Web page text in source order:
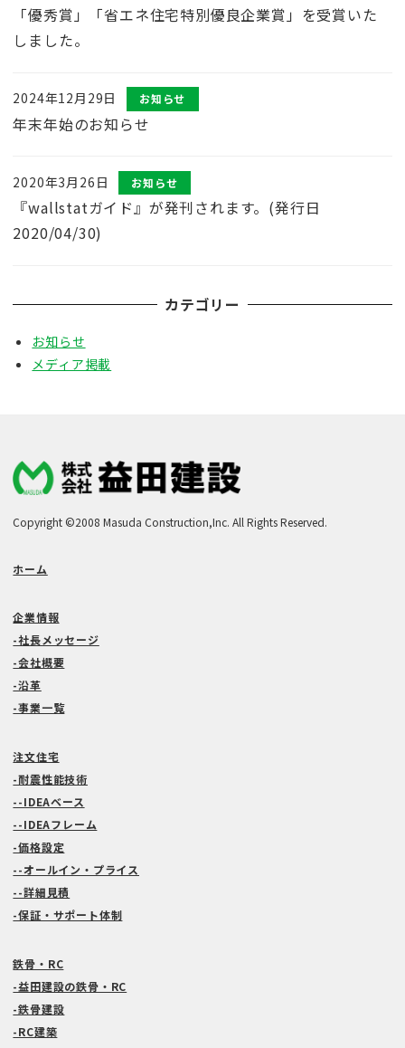
「優秀賞」「省エネ住宅特別優良企業賞」を受賞いた
しました。
年末年始のお知らせ
2024年12月29日 お知らせ
『wallstatガイド』が発刊されます。(発行日
2020/04/30)
2020年3月26日 お知らせ
カテゴリー
お知らせ
メディア掲載
Copyright ©2008 Masuda Construction,Inc. All Rights Reserved.
ホーム
企業情報
-社長メッセージ
-会社概要
-沿革
-事業一覧
注文住宅
-耐震性能技術
--IDEAベース
--IDEAフレーム
-価格設定
--オールイン・プライス
--詳細見積
-保証・サポート体制
鉄骨・RC
-益田建設の鉄骨・RC
-鉄骨建設
-RC建築